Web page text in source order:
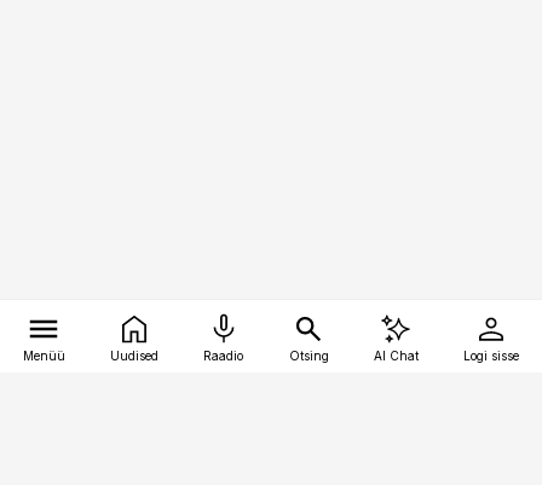
Menüü Uudised Raadio Otsing AI Chat Logi sisse